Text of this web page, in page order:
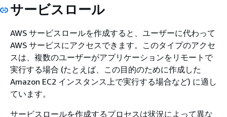
サービスロール
AWS サービスロールを作成すると、ユーザーに代わって
AWS サービスにアクセスできます。このタイプのアクセ
スは、複数のユーザーがアプリケーションをリモートで
実行する場合 (たとえば、この目的のために作成した
Amazon EC2 インスタンス上で実行する場合など) に適し
ています。
サービスロールを作成するプロセスは状況によって異な